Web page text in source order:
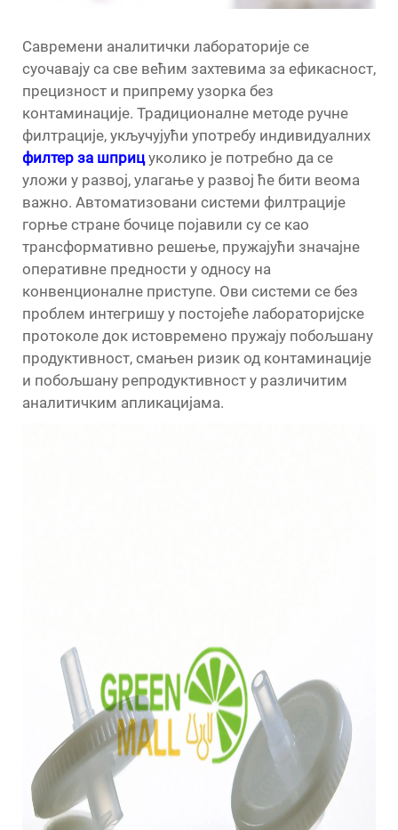
Савремени аналитички лабораторије се
суочавају са све већим захтевима за ефикасност,
прецизност и припрему узорка без
контаминације. Традиционалне методе ручне
филтрације, укључујући употребу индивидуалних
филтер за шприцуколико је потребно да се
уложи у развој, улагање у развој ће бити веома
важно. Автоматизовани системи филтрације
горње стране бочице појавили су се као
трансформативно решење, пружајући значајне
оперативне предности у односу на
конвенционалне приступе. Ови системи се без
проблем интегришу у постојеће лабораторијске
протоколе док истовремено пружају побољшану
продуктивност, смањен ризик од контаминације
и побољшану репродуктивност у различитим
аналитичким апликацијама.